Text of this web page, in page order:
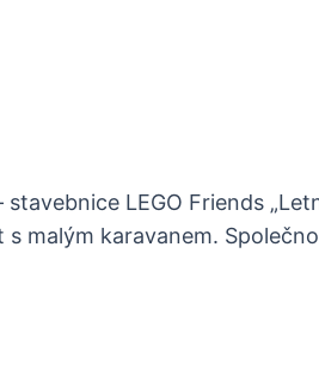
LEGO Friends
malým karavanem.